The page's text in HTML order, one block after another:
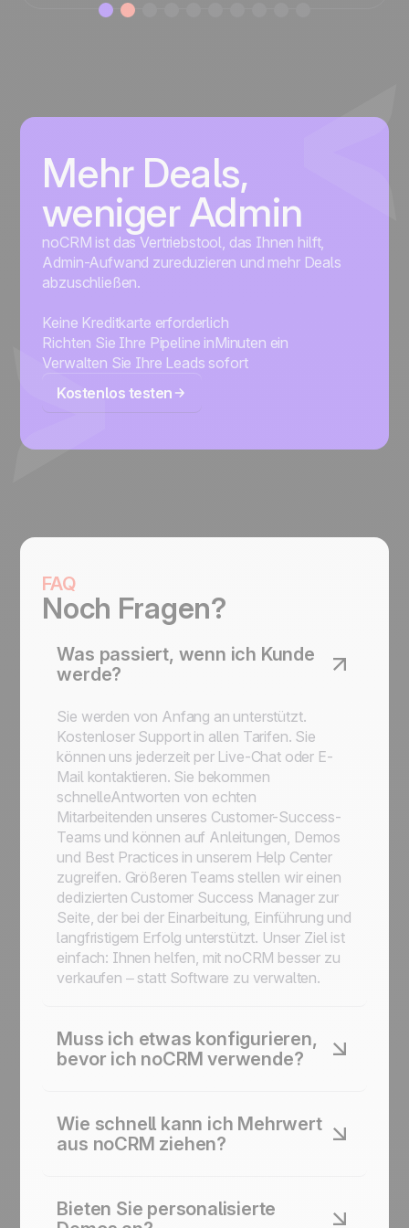
Mehr Deals,
weniger Admin
noCRM ist das Vertriebstool, das Ihnen hilft,
Admin-Aufwand zureduzieren und mehr Deals
abzuschließen.
Keine Kreditkarte erforderlich
Richten Sie Ihre Pipeline inMinuten ein
Verwalten Sie Ihre Leads sofort
Kostenlos testen
FAQ
Noch Fragen?
Was passiert, wenn ich Kunde
werde?
Sie werden von Anfang an unterstützt.
Kostenloser Support in allen Tarifen. Sie
können uns jederzeit per Live-Chat oder E-
Mail kontaktieren. Sie bekommen
schnelleAntworten von echten
Mitarbeitenden unseres Customer-Success-
Teams und können auf Anleitungen, Demos
und Best Practices in unserem Help Center
zugreifen. Größeren Teams stellen wir einen
dedizierten Customer Success Manager zur
Seite, der bei der Einarbeitung, Einführung und
langfristigem Erfolg unterstützt. Unser Ziel ist
einfach: Ihnen helfen, mit noCRM besser zu
verkaufen – statt Software zu verwalten.
Muss ich etwas konfigurieren,
bevor ich noCRM verwende?
komplexen Workflows, die eingerichtet
werden müssen, keine administrativen
um die Nutzung zu maximieren – aber Sie
müssen nichts konfigurieren, um loszulegen.
Wie schnell kann ich Mehrwert
aus noCRM ziehen?
ersten Leads in Sekunden, halten ihre
Bieten Sie personalisierte